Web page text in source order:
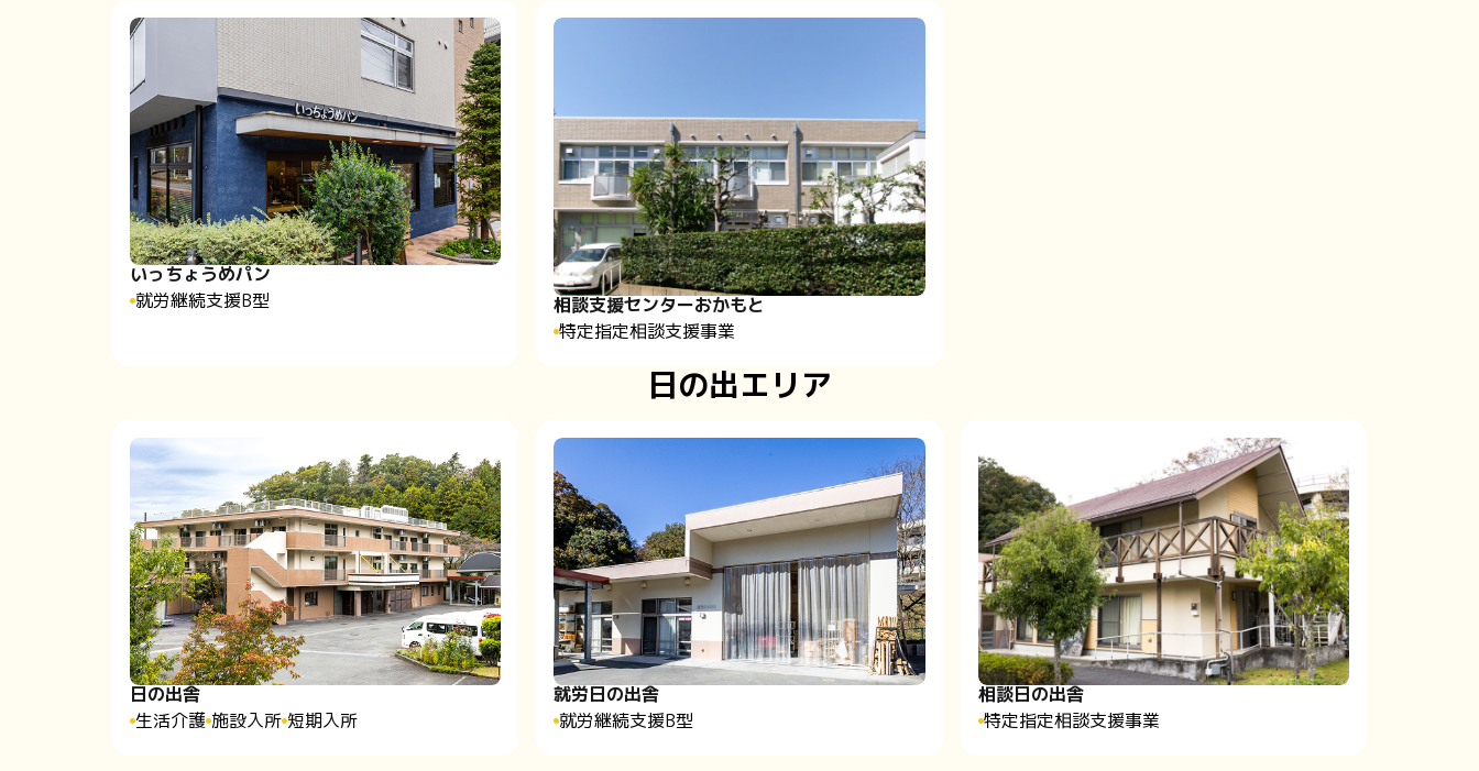
いっちょうめパン
就労継続支援B型
相談支援センターおかもと
⁨特定指定相談支援事業
日の出エリア
日の出舎
生活介護 施設入所 短期入所
就労日の出舎
就労継続支援B型
相談日の出舎
⁨特定指定相談支援事業